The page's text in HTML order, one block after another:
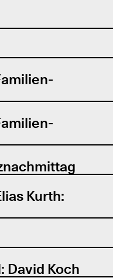
Kurth:
David Koch